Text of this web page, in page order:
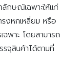
กษณ์เฉพาะให้แก่
งหกเหลี่ยม หรือ
พาะ โดยสามารถ
จุสินค้าได้ตามที่